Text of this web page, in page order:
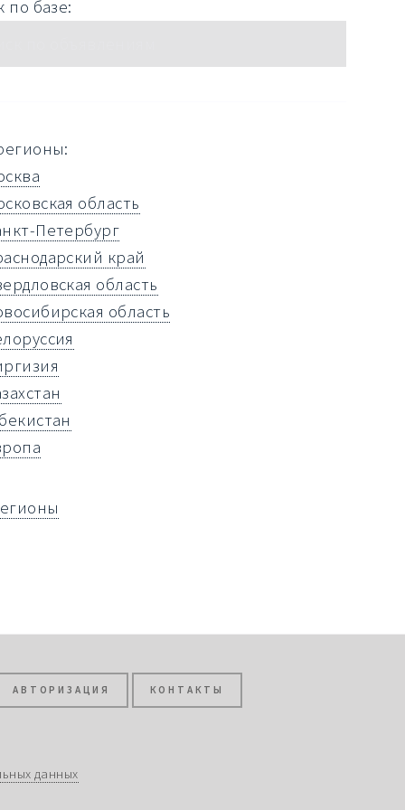
по базе:
область
Петербург
край
область
область
АВТОРИЗАЦИЯ КОНТАКТЫ
данных